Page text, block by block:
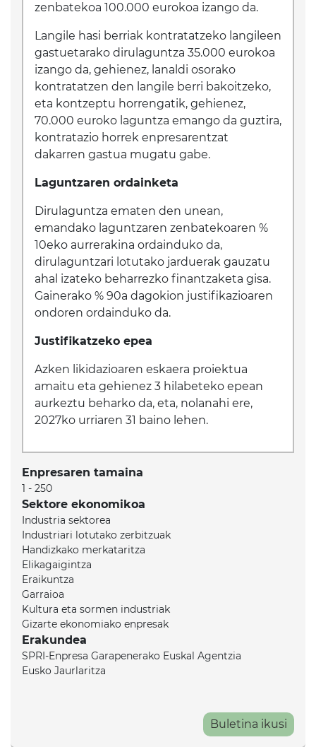
zenbatekoa 100.000 eurokoa izango da.
Langile hasi berriak kontratatzeko langileen
gastuetarako dirulaguntza 35.000 eurokoa
izango da, gehienez, lanaldi osorako
kontratatzen den langile berri bakoitzeko,
eta kontzeptu horrengatik, gehienez,
70.000 euroko laguntza emango da guztira,
kontratazio horrek enpresarentzat
dakarren gastua mugatu gabe.
Laguntzaren ordainketa
Dirulaguntza ematen den unean,
emandako laguntzaren zenbatekoaren %
10eko aurrerakina ordainduko da,
dirulaguntzari lotutako jarduerak gauzatu
ahal izateko beharrezko finantzaketa gisa.
Gainerako % 90a dagokion justifikazioaren
ondoren ordainduko da.
Justifikatzeko epea
Azken likidazioaren eskaera proiektua
amaitu eta gehienez 3 hilabeteko epean
aurkeztu beharko da, eta, nolanahi ere,
2027ko urriaren 31 baino lehen.
Enpresaren tamaina
1 - 250
Sektore ekonomikoa
Industria sektorea
Industriari lotutako zerbitzuak
Handizkako merkataritza
Elikagaigintza
Eraikuntza
Garraioa
Kultura eta sormen industriak
Gizarte ekonomiako enpresak
Erakundea
SPRI-Enpresa Garapenerako Euskal Agentzia
Eusko Jaurlaritza
Buletina ikusi